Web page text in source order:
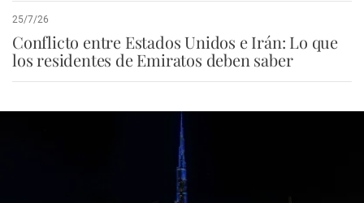
25/7/26
Conflicto entre Estados Unidos e Irán: Lo que
los residentes de Emiratos deben saber